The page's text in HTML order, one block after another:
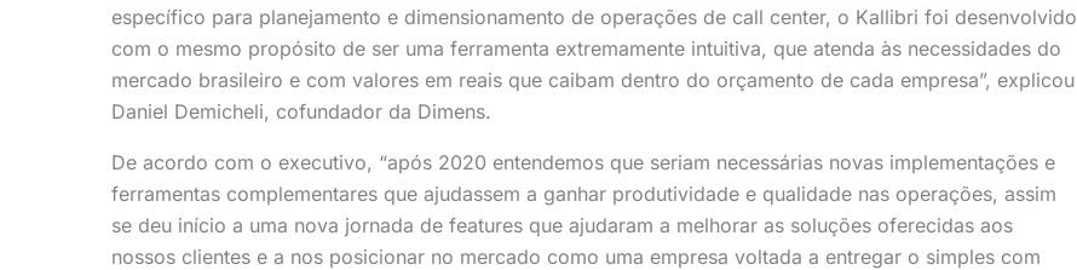
específico para planejamento e dimensionamento de operações de call center, o Kallibri foi desenvolvido
com o mesmo propósito de ser uma ferramenta extremamente intuitiva, que atenda às necessidades do
mercado brasileiro e com valores em reais que caibam dentro do orçamento de cada empresa”, explicou
Daniel Demicheli, cofundador da Dimens.
De acordo com o executivo, “após 2020 entendemos que seriam necessárias novas implementações e
ferramentas complementares que ajudassem a ganhar produtividade e qualidade nas operações, assim
se deu início a uma nova jornada de features que ajudaram a melhorar as soluções oferecidas aos
nossos clientes e a nos posicionar no mercado como uma empresa voltada a entregar o simples com